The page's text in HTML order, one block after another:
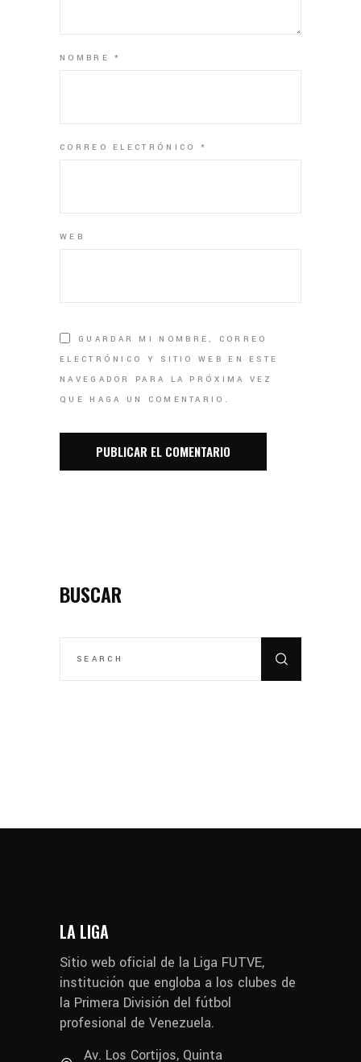
NOMBRE*
CORREO ELECTRÓNICO *
WEB
GUARDAR MI NOMBRE, CORREO
ELECTRÓNICO Y SITIO WEB EN ESTE
NAVEGADOR PARA LA PRÓXIMA VEZ
QUE HAGA UN COMENTARIO.
BUSCAR
LA LIGA
Sitio web oficial de la Liga FUTVE,
institución que engloba a los clubes de
la Primera División del fútbol
profesional de Venezuela.
Av. Los Cortijos, Quinta